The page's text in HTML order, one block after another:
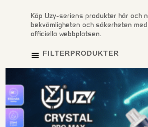
Köp Uzy-seriens produkter här och
bekvämligheten och säkerheten
officiella webbplatsen.
FILTERPRODUKTER